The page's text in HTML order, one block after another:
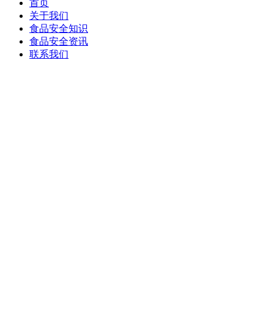
首页
关于我们
食品安全知识
食品安全资讯
联系我们